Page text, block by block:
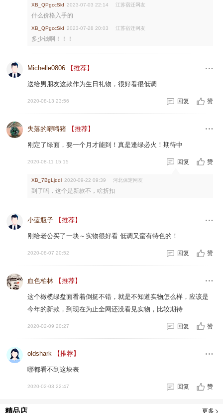
XB_QPgccSkI 2023-07-03 22:14 江苏宿迁网友
什么价格入手的
XB_QPgccSkI 2023-07-28 20:03 江苏宿迁网友
多少钱啊！！！
Michelle0806 【推荐】
送给男朋友这款作为生日礼物，很好看很低调
2020-08-13 23:56 回复 赞
失落的嘚嘚猪 【推荐】
刚定了绿面，要一个月才能到！真是逢绿必火！期待中
2020-08-11 15:15 回复 赞
XB_7BgLjqdl 2020-09-22 09:39 河北保定网友
到了吗，这个是新款不，啥折扣
小蓝瓶子 【推荐】
刚给老公买了一块～实物很好看 低调又蛮有特色的！
2020-08-07 20:52 回复 赞
血色柏林 【推荐】
这个橄榄绿盘面看着倒挺不错，就是不知道实物怎么样，应该是
今年的新款，到现在为止全网还没看见实物，比较期待
2020-02-09 20:27 回复 赞
oldshark 【推荐】
哪都看不到这块表
2020-02-03 22:47 回复 赞
精品店 更多